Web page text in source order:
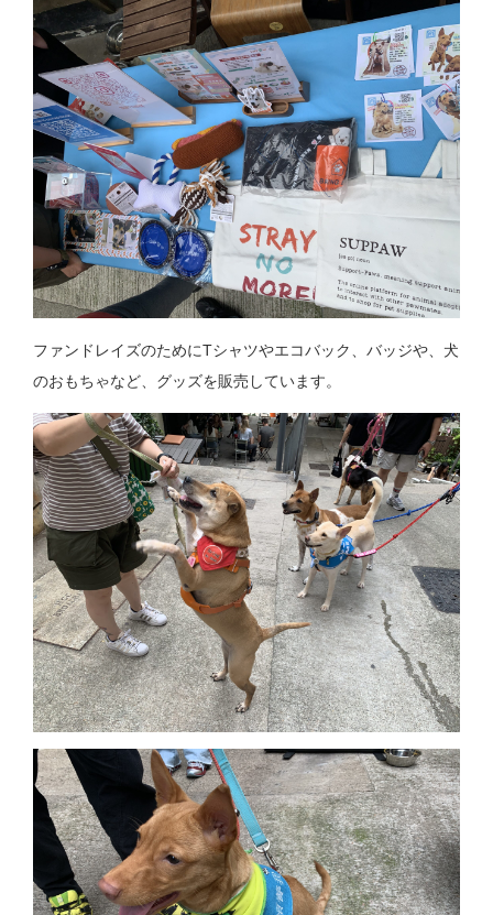
ファンドレイズのためにTシャツやエコバック、バッジや、犬
のおもちゃなど、グッズを販売しています。